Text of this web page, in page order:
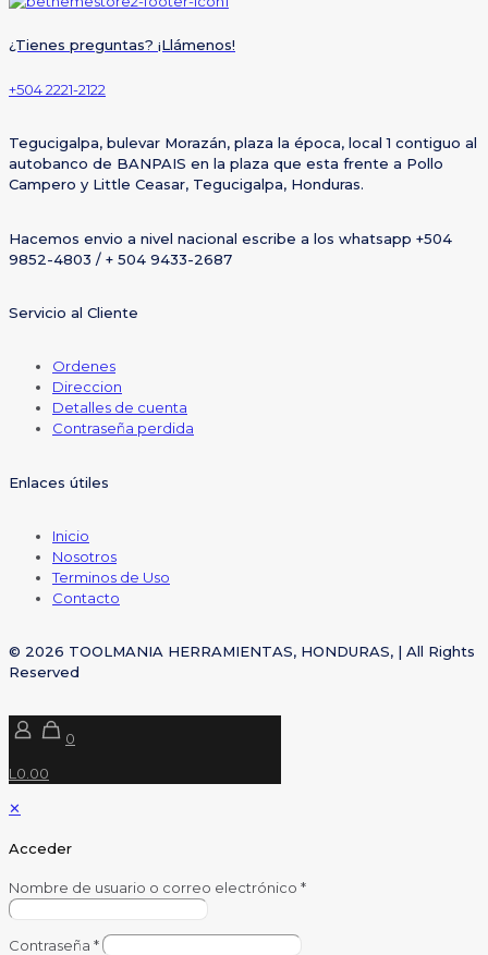
¿Tienes preguntas? ¡Llámenos!
+504 2221-2122
Tegucigalpa, bulevar Morazán, plaza la época, local 1 contiguo al
autobanco de BANPAIS en la plaza que esta frente a Pollo
Campero y Little Ceasar, Tegucigalpa, Honduras.
Hacemos envio a nivel nacional escribe a los whatsapp +504
9852-4803 / + 504 9433-2687
Servicio al Cliente
Ordenes
Direccion
Detalles de cuenta
Contraseña perdida
Enlaces útiles
Inicio
Nosotros
Terminos de Uso
Contacto
© 2026 TOOLMANIA HERRAMIENTAS, HONDURAS, | All Rights
Reserved
0
L0.00
✕
Acceder
Nombre de usuario o correo electrónico *
Contraseña *